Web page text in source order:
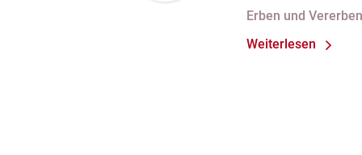
Erben und Vererben
Weiterlesen